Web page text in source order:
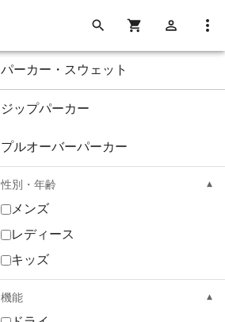
パーカー・スウェット
ジップパーカー
プルオーバーパーカー
性別・年齢
メンズ
レディース
キッズ
機能